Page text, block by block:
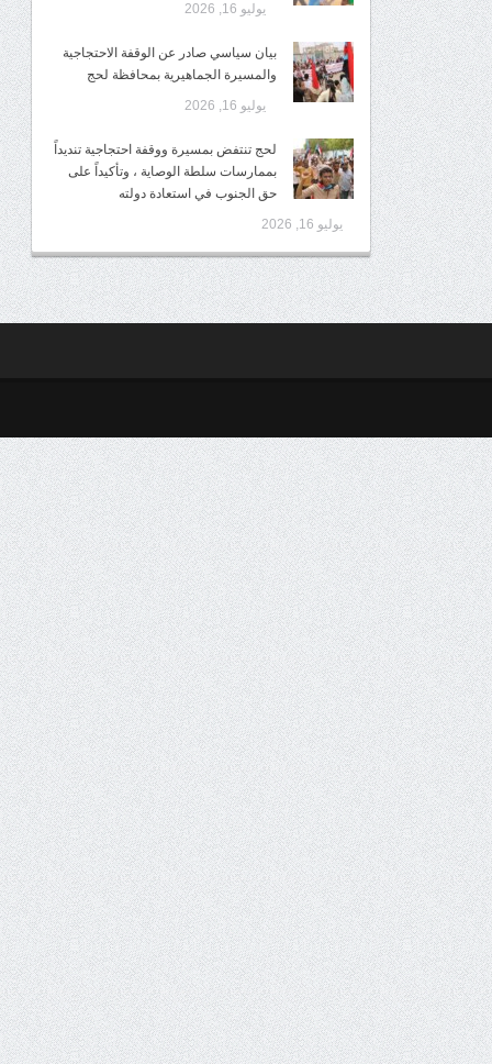
يوليو 16, 2026
بيان سياسي صادر عن الوقفة الاحتجاجية
والمسيرة الجماهيرية بمحافظة لحج
يوليو 16, 2026
لحج تنتفض بمسيرة ووقفة احتجاجية تنديداً
بممارسات سلطة الوصاية ، وتأكيداً على
حق الجنوب في استعادة دولته
يوليو 16, 2026